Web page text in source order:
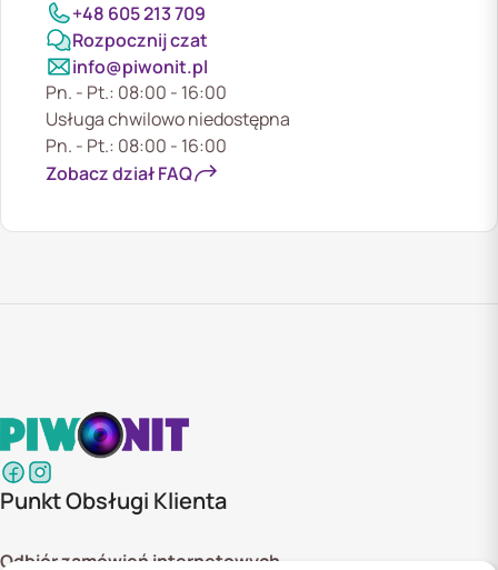
+48 605 213 709
Rozpocznij czat
info@piwonit.pl
Pn. - Pt.: 08:00 - 16:00
Usługa chwilowo niedostępna
Pn. - Pt.: 08:00 - 16:00
Zobacz dział FAQ
Punkt Obsługi Klienta
Odbiór zamówień internetowych